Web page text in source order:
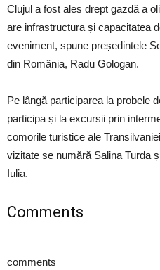
Clujul a fost ales drept gazdă a
are infrastructura și capacitatea
eveniment, spune președintele
din România, Radu Gologan.
Pe lângă participarea la probele
participa și la excursii prin
comorile turistice ale
vizitate se numără Salina Turda
Iulia.
Comments
comments